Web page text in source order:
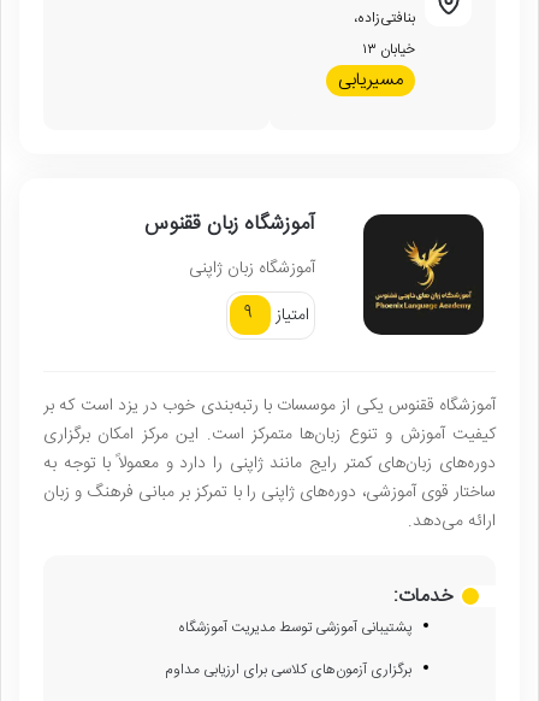
بنافتی‌زاده،
خیابان ۱۳
مسیریابی
آموزشگاه زبان ققنوس
آموزشگاه زبان ژاپنی
امتیاز
9
آموزشگاه ققنوس یکی از موسسات با رتبه‌بندی خوب در یزد است که بر
کیفیت آموزش و تنوع زبان‌ها متمرکز است. این مرکز امکان برگزاری
دوره‌های زبان‌های کمتر رایج مانند ژاپنی را دارد و معمولاً با توجه به
ساختار قوی آموزشی، دوره‌های ژاپنی را با تمرکز بر مبانی فرهنگ و زبان
ارائه می‌دهد.
خدمات:
پشتیبانی آموزشی توسط مدیریت آموزشگاه
برگزاری آزمون‌های کلاسی برای ارزیابی مداوم